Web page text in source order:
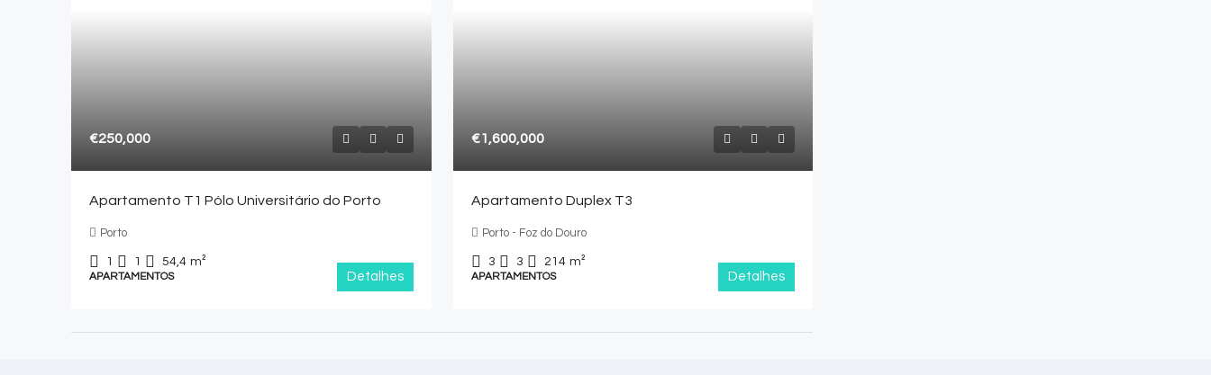
€250,000
Apartamento T1 Pólo Universitário do Porto
Porto
1 1 54,4 m²
APARTAMENTOS Detalhes
€1,600,000
Apartamento Duplex T3
Porto - Foz do Douro
3 3 214 m²
APARTAMENTOS Detalhes